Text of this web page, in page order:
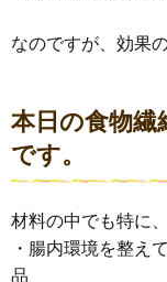
なのですが、効果
本日の食物
です。
材料の中でも特に、
・腸内環境を整え
品